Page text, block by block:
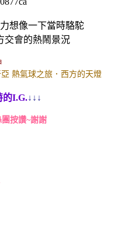
想像一下當時駱駝
交會的熱鬧景況
亞 熱氣球之旅．西方的天燈
的I.G.↓↓↓
按讚~謝謝